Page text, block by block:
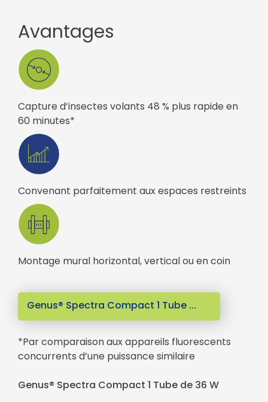
Avantages
Capture d’insectes volants 48 % plus rapide en
60 minutes*
Convenant parfaitement aux espaces restreints
Montage mural horizontal, vertical ou en coin
Genus® Spectra Compact 1 Tube ...
*Par comparaison aux appareils fluorescents
concurrents d’une puissance similaire
Genus® Spectra Compact 1 Tube de 36 W